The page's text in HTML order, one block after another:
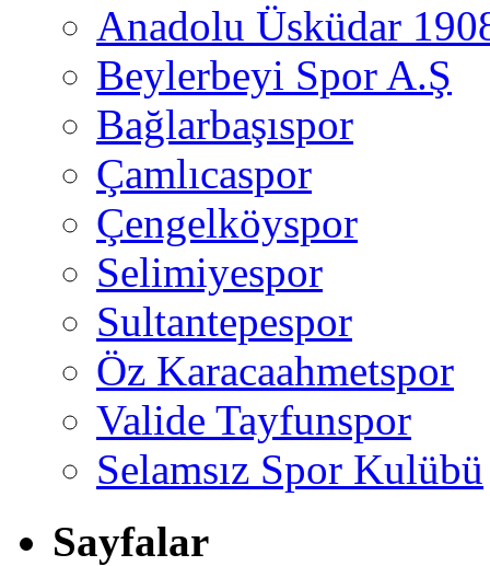
Anadolu Üsküdar
Beylerbeyi Spor A.Ş
Bağlarbaşıspor
Çamlıcaspor
Çengelköyspor
Selimiyespor
Sultantepespor
Öz Karacaahmetspor
Valide Tayfunspor
Selamsız Spor Kulübü
Sayfalar